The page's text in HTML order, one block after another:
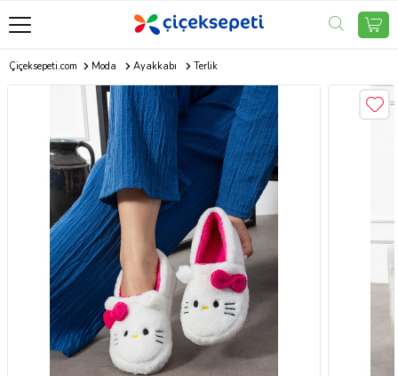
Çiçeksepeti.com Moda Ayakkabı Terlik